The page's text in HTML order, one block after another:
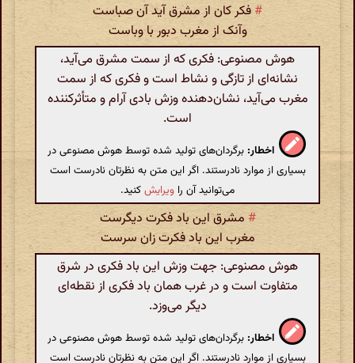
# فکر کان از مشرق آید آن صباست
وآنک از مغرب دبور با وباست
هوش مصنوعی: فکری که از سمت مشرق می‌آید،
نشانه‌ای از تازگی و نشاط است و فکری که از سمت
مغرب می‌آید، نشان‌دهنده وزش بادی آرام و متأثرکننده
است.
اخطار: برگردان‌های تولید شده توسط هوش مصنوعی در
بسیاری از موارد نادرستند. اگر این متن به نظرتان نادرست است
می‌توانید آن را ویرایشکنید.
# مشرق این باد فکرت دیگرست
مغرب این باد فکرت زان سرست
هوش مصنوعی: جهت وزش این باد فکری در شرق
متفاوت است و در غرب همان باد فکری از نقطه‌ای
دیگر می‌وزد.
اخطار: برگردان‌های تولید شده توسط هوش مصنوعی در
بسیاری از موارد نادرستند. اگر این متن به نظرتان نادرست است